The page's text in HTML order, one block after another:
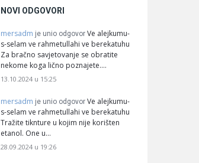
NOVI ODGOVORI
mersadm je unio odgovor Ve alejkumu-
s-selam ve rahmetullahi ve berekatuhu
Za bračno savjetovanje se obratite
nekome koga lično poznajete.…
13.10.2024 u 15:25
mersadm je unio odgovor Ve alejkumu-
s-selam ve rahmetullahi ve berekatuhu
Tražite tiknture u kojim nije korišten
etanol. One u…
28.09.2024 u 19:26